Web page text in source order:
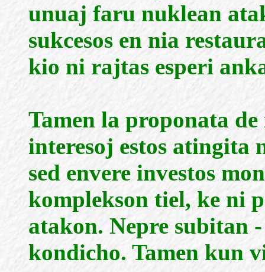
unuaj faru nuklean
sukcesos en nia
kio ni rajtas esperi
Tamen la proponata
interesoj estos atingita
sed envere investos
komplekson tiel, ke ni
atakon. Nepre subitan
kondicho. Tamen kun